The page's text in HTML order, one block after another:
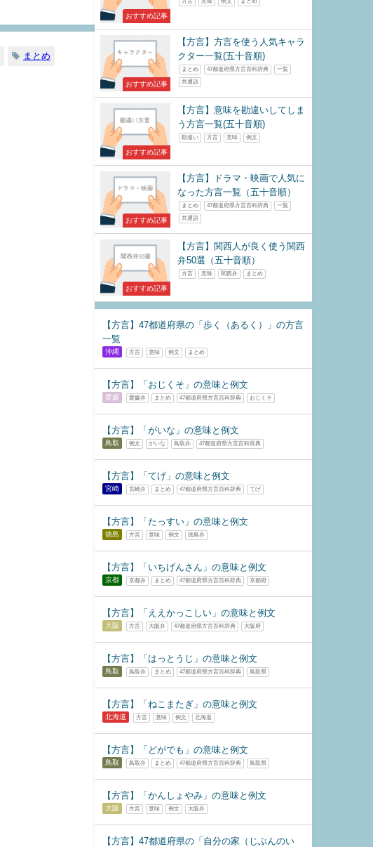
まとめ
おすすめ記事
おすすめ記事
【方言】方言を使う人気キャラ
クター一覧(五十音順)
まとめ 47都道府県方言百科辞典
一覧
共通語
おすすめ記事
【方言】意味を勘違いしてしま
う方言一覧(五十音順)
勘違い 方言 意味 例文
おすすめ記事
【方言】ドラマ・映画で人気に
なった方言一覧（五十音順）
まとめ 47都道府県方言百科辞典
一覧
共通語
おすすめ記事
【方言】関西人が良く使う関西
弁50選（五十音順）
方言 意味 関西弁 まとめ
【方言】47都道府県の「歩く（あるく）」の方言
一覧
沖縄 方言 意味 例文 まとめ
【方言】「おじくそ」の意味と例文
愛媛 愛媛弁 まとめ 47都道府県方言百科辞典 おじくそ
【方言】「がいな」の意味と例文
鳥取 例文 がいな 鳥取弁 47都道府県方言百科辞典
【方言】「てげ」の意味と例文
宮崎 宮崎弁 まとめ 47都道府県方言百科辞典 てげ
【方言】「たっすい」の意味と例文
徳島 方言 意味 例文 徳島弁
【方言】「いちげんさん」の意味と例文
京都 京都弁 まとめ 47都道府県方言百科辞典 京都府
【方言】「ええかっこしい」の意味と例文
大阪 方言 大阪弁 47都道府県方言百科辞典 大阪府
【方言】「はっとうじ」の意味と例文
鳥取 鳥取弁 まとめ 47都道府県方言百科辞典 鳥取県
【方言】「ねこまたぎ」の意味と例文
北海道 方言 意味 例文 北海道
【方言】「どがでも」の意味と例文
鳥取 鳥取弁 まとめ 47都道府県方言百科辞典 鳥取県
【方言】「かんしょやみ」の意味と例文
大阪 方言 意味 例文 大阪弁
【方言】47都道府県の「自分の家（じぶんのい